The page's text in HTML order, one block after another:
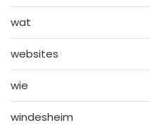
wat
websites
wie
windesheim